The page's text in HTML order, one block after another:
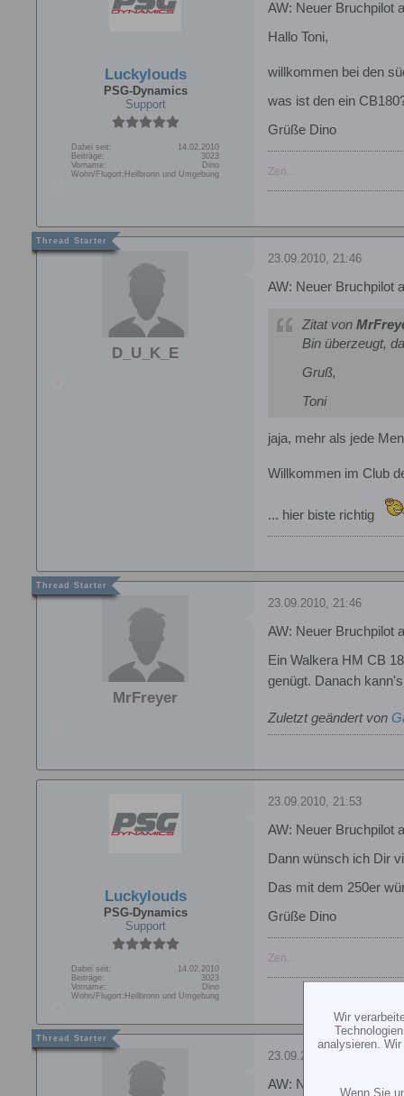
Luckylouds
PSG-Dynamics
Support
Dabei seit:
14.02.2010
Beiträge:
3023
Vorname:
Dino
Wohn/Flugort: Heilbronn und Umgebung
AW: Neuer Bruchpilot
Hallo Toni,
willkommen bei den
was ist den ein
Grüße Dino
Zen...
D_U_K_E
23.09.2010, 21:46
AW: Neuer Bruchpilot
Zitat von
Bin überzeugt,
Gruß,
Toni
jaja, mehr als jede
Willkommen im Club
... hier biste richtig
MrFreyer
23.09.2010, 21:46
AW: Neuer Bruchpilot
Ein Walkera HM CB
genügt. Danach
Zuletzt geändert von
Luckylouds
PSG-Dynamics
Support
Dabei seit:
14.02.2010
Beiträge:
3023
Vorname:
Dino
Wohn/Flugort: Heilbronn und Umgebung
23.09.2010, 21:53
AW: Neuer Bruchpilot
Dann wünsch ich Dir
Das mit dem 250er
Grüße Dino
Zen...
23.09.2010, 21:58
AW: Neuer Bruchpilot
Wir
analysieren.
Wenn Sie